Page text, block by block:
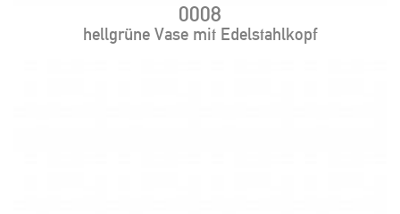
0008
hellgrüne Vase mit Edelstahlkopf